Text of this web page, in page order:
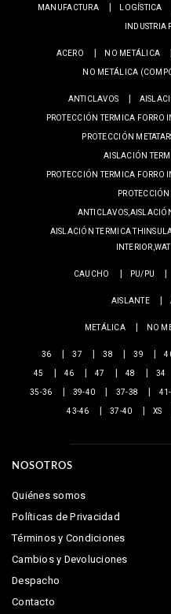
MANUFACTURA
LOGÍSTICA
INDUSTRIA
ACERO NO METÁLICA
NO METÁLICA
ANTICLAVOS
PROTECCIÓN TERMICA FORRO
PROTECCIÓN
AISLACIÓN
PROTECCIÓN TERMICA FORRO
AISLACIÓN TERMICA
CAUCHO PU/PU
AISLANTE
METÁLICA NO
36 37 38 39
45
46 47 48 34
35-36
39-40 37-38
43-46
37-40 XS
NOSOTROS
Quiénes somos
Políticas de Privacidad
Términos y Condiciones
Cambios y Devoluciones
Despacho
Contacto